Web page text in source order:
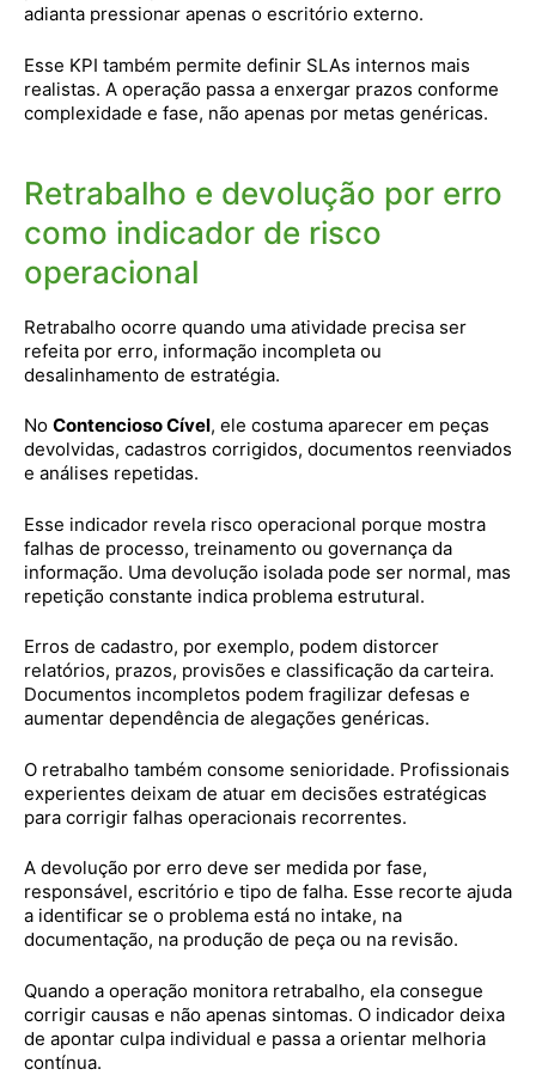
adianta pressionar apenas o escritório externo.
Esse KPI também permite definir SLAs internos mais
realistas. A operação passa a enxergar prazos conforme
complexidade e fase, não apenas por metas genéricas.
Retrabalho e devolução por erro
como indicador de risco
operacional
Retrabalho ocorre quando uma atividade precisa ser
refeita por erro, informação incompleta ou
desalinhamento de estratégia.
No Contencioso Cível, ele costuma aparecer em peças
devolvidas, cadastros corrigidos, documentos reenviados
e análises repetidas.
Esse indicador revela risco operacional porque mostra
falhas de processo, treinamento ou governança da
informação. Uma devolução isolada pode ser normal, mas
repetição constante indica problema estrutural.
Erros de cadastro, por exemplo, podem distorcer
relatórios, prazos, provisões e classificação da carteira.
Documentos incompletos podem fragilizar defesas e
aumentar dependência de alegações genéricas.
O retrabalho também consome senioridade. Profissionais
experientes deixam de atuar em decisões estratégicas
para corrigir falhas operacionais recorrentes.
A devolução por erro deve ser medida por fase,
responsável, escritório e tipo de falha. Esse recorte ajuda
a identificar se o problema está no intake, na
documentação, na produção de peça ou na revisão.
Quando a operação monitora retrabalho, ela consegue
corrigir causas e não apenas sintomas. O indicador deixa
de apontar culpa individual e passa a orientar melhoria
contínua.